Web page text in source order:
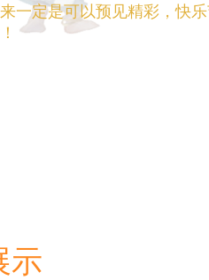
一定是可以预见精彩，快
示